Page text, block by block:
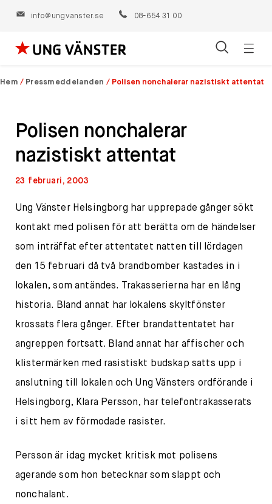
info@ungvanster.se 08-654 31 00
Hoppa
till
Hem / Pressmeddelanden / Polisen nonchalerar nazistiskt attentat
Polisen nonchalerar
nazistiskt attentat
23 februari, 2003
Ung Vänster Helsingborg har upprepade gånger sökt
kontakt med polisen för att berätta om de händelser
som inträffat efter attentatet natten till lördagen
den 15 februari då två brandbomber kastades in i
lokalen, som antändes. Trakasserierna har en lång
historia. Bland annat har lokalens skyltfönster
krossats flera gånger. Efter brandattentatet har
angreppen fortsatt. Bland annat har affischer och
klistermärken med rasistiskt budskap satts upp i
anslutning till lokalen och Ung Vänsters ordförande i
Helsingborg, Klara Persson, har telefontrakasserats
i sitt hem av förmodade rasister.
Persson är idag mycket kritisk mot polisens
agerande som hon betecknar som slappt och
nonchalant.